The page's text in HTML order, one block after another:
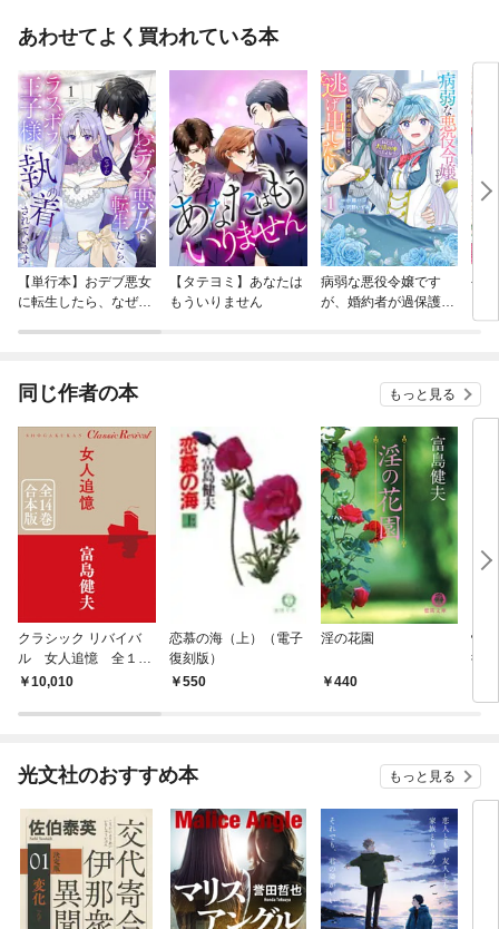
あわせてよく買われている本
【単行本】おデブ悪女
に転生したら、なぜか
【タテヨミ】あなたは
もういりません
病弱な悪役令嬢です
が、婚約者が過保護す
公
同じ作者の本 もっと見る
クラシック リバイバ
ル 女人追憶 全１４
巻 合本版
10,010
恋慕の海（上）（電子
復刻版）
550
淫の花園
440
情
復
光文社のおすすめ本 もっと見る